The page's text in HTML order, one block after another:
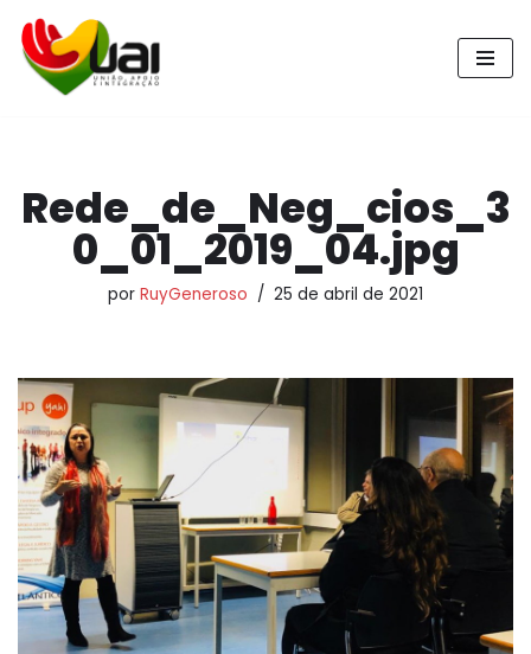
Pular
para
Rede_de_Neg_cios_3
0_01_2019_04.jpg
por RuyGeneroso 25 de abril de 2021